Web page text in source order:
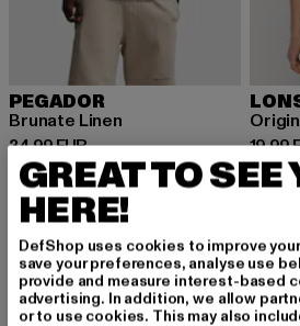
PEGADOR
Brunate Linen
34,99 EUR
Ajankohtainen hinta: 34,99 EUR 19,99
GREAT TO SEE
HERE!
DefShop uses cookies to improve
save your preferences, analyse use
provide and measure interest-based
advertising. In addition, we allow
or to use cookies. This may also